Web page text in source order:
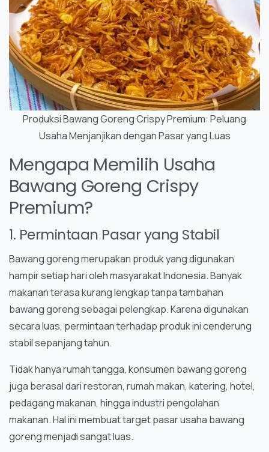
Produksi Bawang Goreng Crispy Premium: Peluang
Usaha Menjanjikan dengan Pasar yang Luas
Mengapa Memilih Usaha
Bawang Goreng Crispy
Premium?
1. Permintaan Pasar yang Stabil
Bawang goreng merupakan produk yang digunakan
hampir setiap hari oleh masyarakat Indonesia. Banyak
makanan terasa kurang lengkap tanpa tambahan
bawang goreng sebagai pelengkap. Karena digunakan
secara luas, permintaan terhadap produk ini cenderung
stabil sepanjang tahun.
Tidak hanya rumah tangga, konsumen bawang goreng
juga berasal dari restoran, rumah makan, katering, hotel,
pedagang makanan, hingga industri pengolahan
makanan. Hal ini membuat target pasar usaha bawang
goreng menjadi sangat luas.